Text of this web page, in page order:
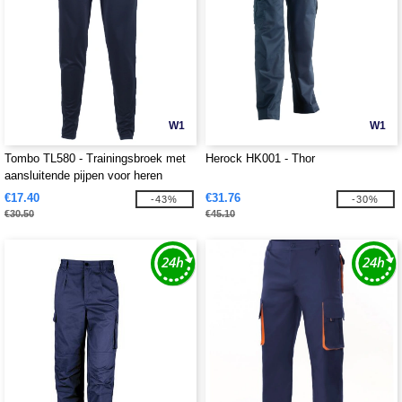
W1
Tombo TL580 - Trainingsbroek met
aansluitende pijpen voor heren
€17.40
€30.50
-43%
W1
Herock HK001 - Thor
€31.76
€45.10
-30%